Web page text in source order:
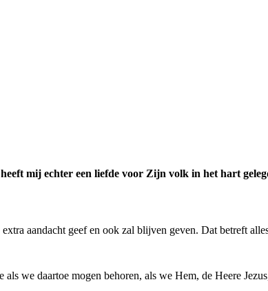
mij echter een liefde voor Zijn volk in het hart
aandacht geef en ook zal blijven geven. Dat betreft
we daartoe mogen behoren, als we Hem, de Heere